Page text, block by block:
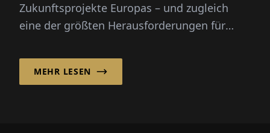
Zukunftsprojekte Europas – und zugleich
eine der größten Herausforderungen für
MEHR LESEN